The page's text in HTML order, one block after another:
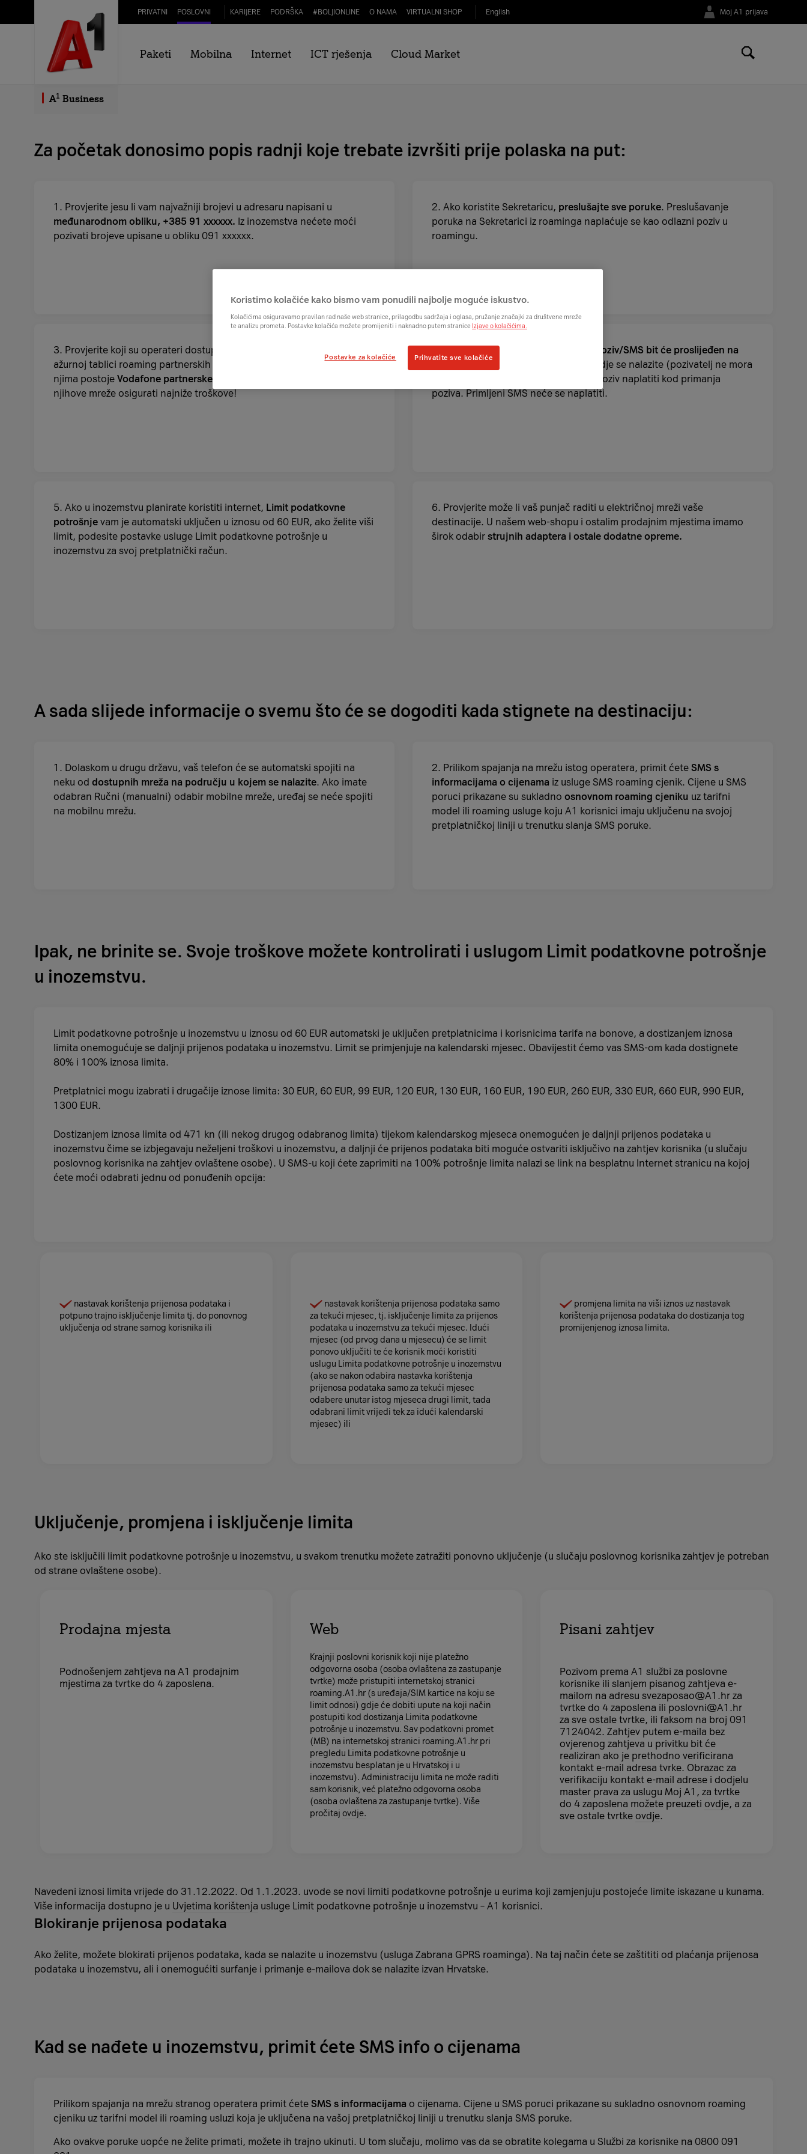
Skip to Main Content PRIVATNI POSLOVNI KARIJERE PODRŠKA # BOLJIONLINE O NAMA VIRTUALNI SHOP English Moj A1 prijava
A1 Business
Paketi Mobilna Internet ICT rješenja Cloud Market
Kontrola troškova u inozemstvu i korisne informacije
Znamo da je putovanje stresno ako niste upućeni u sve što vas čeka, stoga u nastavku donosimo različite informacije koje će vam, vjerujemo, koristiti i olakšati
putovanje.
Za početak donosimo popis radnji koje trebate izvršiti prije polaska na put:
1. Provjerite jesu li vam najvažniji brojevi u adresaru napisani u
međunarodnom obliku, +385 91 xxxxxx. Iz inozemstva nećete moći
pozivati brojeve upisane u obliku 091 xxxxxx.
2. Ako koristite Sekretaricu, preslušajte sve poruke. Preslušavanje
poruka na Sekretarici iz roaminga naplaćuje se kao odlazni poziv u
roamingu.
3. Provjerite koji su operateri dostupni u zemlji u koju putujete u uvijek
ažurnoj tablici roaming partnerskih mreža. Dobra je vijest ako među
njima postoje Vodafone partnerske mreže
njihove mreže osigurati najniže troškove!
4. Kada vas netko poziva/šalje SMS,
poziv/SMS bit će proslijeđen na
, bez obzira na to gdje se nalazite (pozivatelj ne mora
znati gdje se nalazite). Dolazni će se poziv naplatiti kod primanja
poziva. Primljeni SMS neće se naplatiti.
5. Ako u inozemstvu planirate koristiti internet, Limit podatkovne
potrošnje vam je automatski uključen u iznosu od 60 EUR, ako želite viši
limit, podesite postavke usluge Limit podatkovne potrošnje u
inozemstvu za svoj pretplatnički račun.
6. Provjerite može li vaš punjač raditi u električnoj mreži vaše
destinacije. U našem web-shopu i ostalim prodajnim mjestima imamo
širok odabir strujnih adaptera i ostale dodatne opreme.
A sada slijede informacije o svemu što će se dogoditi kada stignete na destinaciju:
1. Dolaskom u drugu državu, vaš telefon će se automatski spojiti na
neku od dostupnih mreža na području u kojem se nalazite. Ako imate
odabran Ručni (manualni) odabir mobilne mreže, uređaj se neće spojiti
na mobilnu mrežu.
2. Prilikom spajanja na mrežu istog operatera, primit ćete SMS s
informacijama o cijenama iz usluge SMS roaming cjenik. Cijene u SMS
poruci prikazane su sukladno osnovnom roaming cjeniku uz tarifni
model ili roaming usluge koju A1 korisnici imaju uključenu na svojoj
pretplatničkoj liniji u trenutku slanja SMS poruke.
Ipak, ne brinite se. Svoje troškove možete kontrolirati i uslugom Limit podatkovne potrošnje
u inozemstvu.
Limit podatkovne potrošnje u inozemstvu u iznosu od 60 EUR automatski je uključen pretplatnicima i korisnicima tarifa na bonove, a dostizanjem iznosa
limita onemogućuje se daljnji prijenos podataka u inozemstvu. Limit se primjenjuje na kalendarski mjesec. Obavijestit ćemo vas SMS-om kada dostignete
80% i 100% iznosa limita.
Pretplatnici mogu izabrati i drugačije iznose limita: 30 EUR, 60 EUR, 99 EUR, 120 EUR, 130 EUR, 160 EUR, 190 EUR, 260 EUR, 330 EUR, 660 EUR, 990 EUR,
1300 EUR.
Dostizanjem iznosa limita od 471 kn (ili nekog drugog odabranog limita) tijekom kalendarskog mjeseca onemogućen je daljnji prijenos podataka u
inozemstvu čime se izbjegavaju neželjeni troškovi u inozemstvu, a daljnji će prijenos podataka biti moguće ostvariti isključivo na zahtjev korisnika (u slučaju
poslovnog korisnika na zahtjev ovlaštene osobe). U SMS-u koji ćete zaprimiti na 100% potrošnje limita nalazi se link na besplatnu Internet stranicu na kojoj
ćete moći odabrati jednu od ponuđenih opcija:
nastavak korištenja prijenosa podataka i
potpuno trajno isključenje limita tj. do ponovnog
uključenja od strane samog korisnika ili
nastavak korištenja prijenosa podataka samo
za tekući mjesec, tj. isključenje limita za prijenos
podataka u inozemstvu za tekući mjesec. Idući
mjesec (od prvog dana u mjesecu) će se limit
ponovo uključiti te će korisnik moći koristiti
uslugu Limita podatkovne potrošnje u inozemstvu
(ako se nakon odabira nastavka korištenja
prijenosa podataka samo za tekući mjesec
odabere unutar istog mjeseca drugi limit, tada
odabrani limit vrijedi tek za idući kalendarski
mjesec) ili
promjena limita na viši iznos uz nastavak
korištenja prijenosa podataka do dostizanja tog
promijenjenog iznosa limita.
Uključenje, promjena i isključenje limita
Ako ste isključili limit podatkovne potrošnje u inozemstvu, u svakom trenutku možete zatražiti ponovno uključenje (u slučaju poslovnog korisnika zahtjev je potreban
od strane ovlaštene osobe).
Prodajna mjesta
Podnošenjem zahtjeva na A1 prodajnim
mjestima za tvrtke do 4 zaposlena.
Web
Krajnji poslovni korisnik koji nije platežno
odgovorna osoba (osoba ovlaštena za zastupanje
tvrtke) može pristupiti internetskoj stranici
roaming.A1.hr (s uređaja/SIM kartice na koju se
limit odnosi) gdje će dobiti upute na koji način
postupiti kod dostizanja Limita podatkovne
potrošnje u inozemstvu. Sav podatkovni promet
(MB) na internetskoj stranici roaming.A1.hr pri
pregledu Limita podatkovne potrošnje u
inozemstvu besplatan je u Hrvatskoj i u
inozemstvu). Administraciju limita ne može raditi
sam korisnik, već platežno odgovorna osoba
(osoba ovlaštena za zastupanje tvrtke). Više
pročitaj ovdje.
Pisani zahtjev
Pozivom prema A1 službi za poslovne
korisnike ili slanjem pisanog zahtjeva e-
mailom na adresu svezaposao@A1.hr za
tvrtke do 4 zaposlena ili poslovni@A1.hr
za sve ostale tvrtke, ili faksom na broj 091
7124042. Zahtjev putem e-maila bez
ovjerenog zahtjeva u privitku bit će
realiziran ako je prethodno verificirana
kontakt e-mail adresa tvrke. Obrazac za
verifikaciju kontakt e-mail adrese i dodjelu
master prava za uslugu Moj A1, za tvrtke
do 4 zaposlena možete preuzetiovdje, a za
sve ostale tvrtkeovdje.
Navedeni iznosi limita vrijede do 31.12.2022. Od 1.1.2023. uvode se novi limiti podatkovne potrošnje u eurima koji zamjenjuju postojeće limite iskazane u kunama.
Više informacija dostupno je u Uvjetima korištenja usluge Limit podatkovne potrošnje u inozemstvu – A1 korisnici.
Blokiranje prijenosa podataka
Ako želite, možete blokirati prijenos podataka, kada se nalazite u inozemstvu (usluga Zabrana GPRS roaminga). Na taj način ćete se zaštititi od plaćanja prijenosa
podataka u inozemstvu, ali i onemogućiti surfanje i primanje e-mailova dok se nalazite izvan Hrvatske.
Kad se nađete u inozemstvu, primit ćete SMS info o cijenama
Prilikom spajanja na mrežu stranog operatera primit ćete SMS s informacijama o cijenama. Cijene u SMS poruci prikazane su sukladno osnovnom roaming
cjeniku uz tarifni model ili roaming usluzi koja je uključena na vašoj pretplatničkoj liniji u trenutku slanja SMS poruke.
Ako ovakve poruke uopće ne želite primati, možete ih trajno ukinuti. U tom slučaju, molimo vas da se obratite kolegama u Službi za korisnike na 0800 091
Koristimo kolačiće kako bismo vam ponudili najbolje moguće iskustvo.
Kolačićima osiguravamo pravilan rad naše web stranice, prilagodbu sadržaja i oglasa, pružanje značajki za društvene mreže
te analizu prometa. Postavke kolačića možete promijeniti i naknadno putem stranice Izjave o kolačićima.
Postavke za kolačiće Prihvatite sve kolačiće